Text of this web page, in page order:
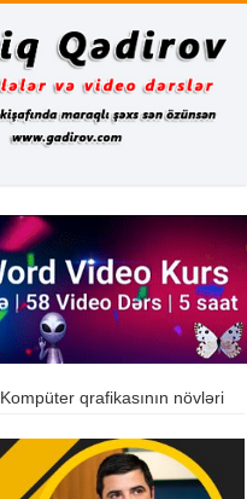
Kompüter qrafikasının növləri